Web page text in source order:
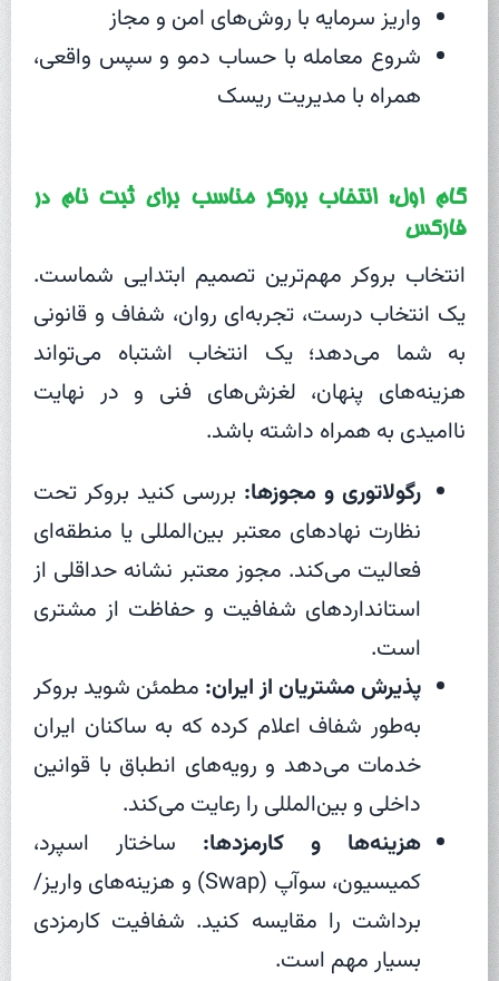
واریز سرمایه با روش‌های امن و مجاز
شروع معامله با حساب دمو و سپس واقعی،
همراه با مدیریت ریسک
گام اول: انتخاب بروکر مناسب برای ثبت نام در
فارکس
انتخاب بروکر مهم‌ترین تصمیم ابتدایی شماست.
یک انتخاب درست، تجربه‌ای روان، شفاف و قانونی
به شما می‌دهد؛ یک انتخاب اشتباه می‌تواند
هزینه‌های پنهان، لغزش‌های فنی و در نهایت
ناامیدی به همراه داشته باشد.
رگولاتوری و مجوزها: بررسی کنید بروکر تحت
نظارت نهادهای معتبر بین‌المللی یا منطقه‌ای
فعالیت می‌کند. مجوز معتبر نشانه حداقلی از
استانداردهای شفافیت و حفاظت از مشتری
است.
پذیرش مشتریان از ایران: مطمئن شوید بروکر
به‌طور شفاف اعلام کرده که به ساکنان ایران
خدمات می‌دهد و رویه‌های انطباق با قوانین
داخلی و بین‌المللی را رعایت می‌کند.
هزینه‌ها و کارمزدها: ساختار اسپرد،
کمیسیون، سوآپ (Swap) و هزینه‌های واریز/
برداشت را مقایسه کنید. شفافیت کارمزدی
بسیار مهم است.